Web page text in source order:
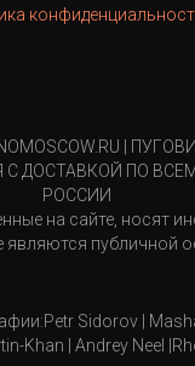
|
С ДОСТАВКОЙ ПО
РОССИИ
на сайте, носят
являются публичной
Sidorov |
Khan | Andrey Neel